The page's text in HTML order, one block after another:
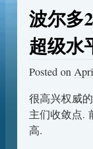
波尔多
超级水
Posted on
很高兴权威
主们收敛点.
高.